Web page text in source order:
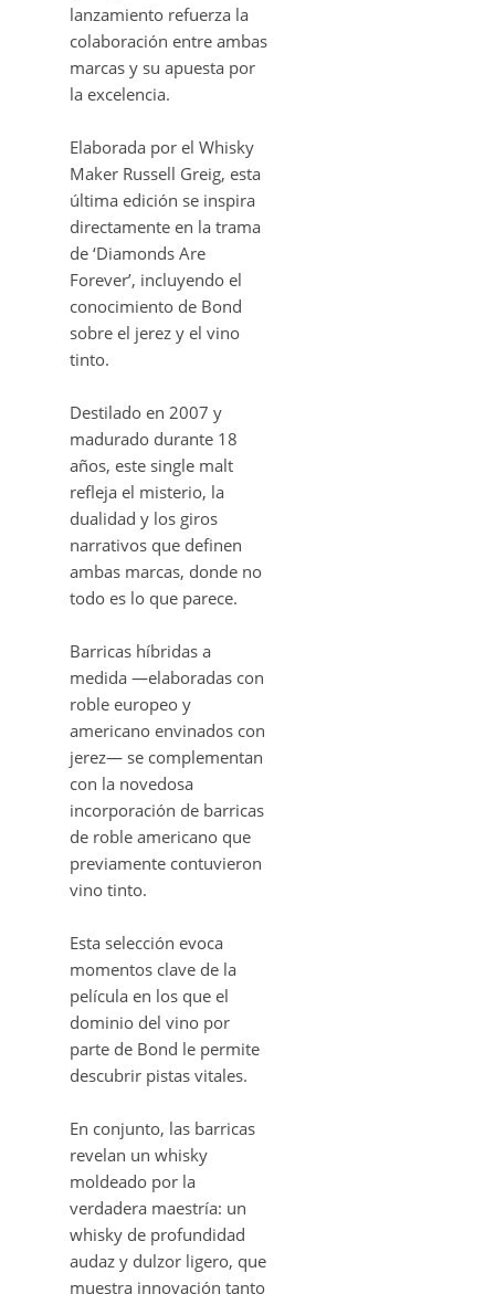
lanzamiento refuerza la
colaboración entre ambas
marcas y su apuesta por
la excelencia.
Elaborada por el Whisky
Maker Russell Greig, esta
última edición se inspira
directamente en la trama
de ‘Diamonds Are
Forever’, incluyendo el
conocimiento de Bond
sobre el jerez y el vino
tinto.
Destilado en 2007 y
madurado durante 18
años, este single malt
refleja el misterio, la
dualidad y los giros
narrativos que definen
ambas marcas, donde no
todo es lo que parece.
Barricas híbridas a
medida —elaboradas con
roble europeo y
americano envinados con
jerez— se complementan
con la novedosa
incorporación de barricas
de roble americano que
previamente contuvieron
vino tinto.
Esta selección evoca
momentos clave de la
película en los que el
dominio del vino por
parte de Bond le permite
descubrir pistas vitales.
En conjunto, las barricas
revelan un whisky
moldeado por la
verdadera maestría: un
whisky de profundidad
audaz y dulzor ligero, que
muestra innovación tanto